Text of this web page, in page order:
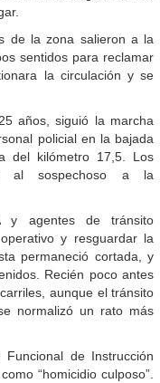
de la zona salieron a la
sentidos para reclamar
la circulación y se
años, siguió la marcha
policial en la bajada
del kilómetro 17,5. Los
al sospechoso a la
y agentes de tránsito
y resguardar la
permaneció cortada, y
Recién poco antes
aunque el tránsito
normalizó un rato más
de Instrucción
“homicidio culposo”.